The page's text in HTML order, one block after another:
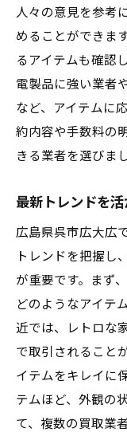
人々の意見を参考
めることができま
るアイテムも確認
電製品に強い業者
など、アイテムに
約内容や手数料の
きる業者を選びま
最新トレンドを
広島県呉市広大広
トレンドを把握し
が重要です。まず
どのようなアイテ
近では、レトロな
で取引されること
イテムをキレイに
テムほど、外観の
て、複数の買取業